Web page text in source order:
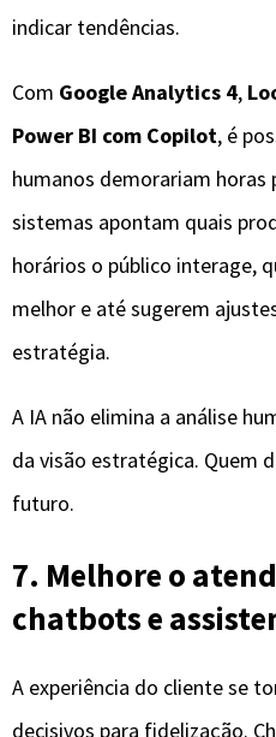
indicar tendências.
Com Google Analytics 4,
Power BI com Copilot, é
humanos demorariam horas
sistemas apontam quais
horários o público interage,
melhor e até sugerem
estratégia.
A IA não elimina a análise
da visão estratégica. Quem
futuro.
7. Melhore o
chatbots e
A experiência do cliente se
decisivos para fidelização.